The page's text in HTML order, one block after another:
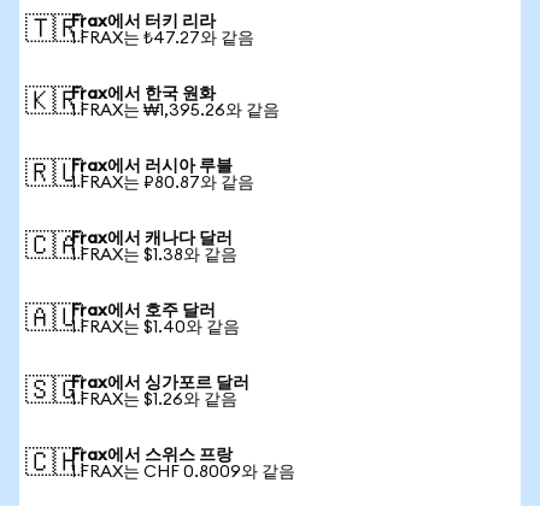
🇹🇷Frax에서 터키 리라
1 FRAX는 ₺47.27와 같음
🇰🇷Frax에서 한국 원화
1 FRAX는 ₩1,395.26와 같음
🇷🇺Frax에서 러시아 루블
1 FRAX는 ₽80.87와 같음
🇨🇦Frax에서 캐나다 달러
1 FRAX는 $1.38와 같음
🇦🇺Frax에서 호주 달러
1 FRAX는 $1.40와 같음
🇸🇬Frax에서 싱가포르 달러
1 FRAX는 $1.26와 같음
🇨🇭Frax에서 스위스 프랑
1 FRAX는 CHF 0.8009와 같음